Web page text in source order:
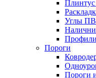
Углы
Пороги
Пороги